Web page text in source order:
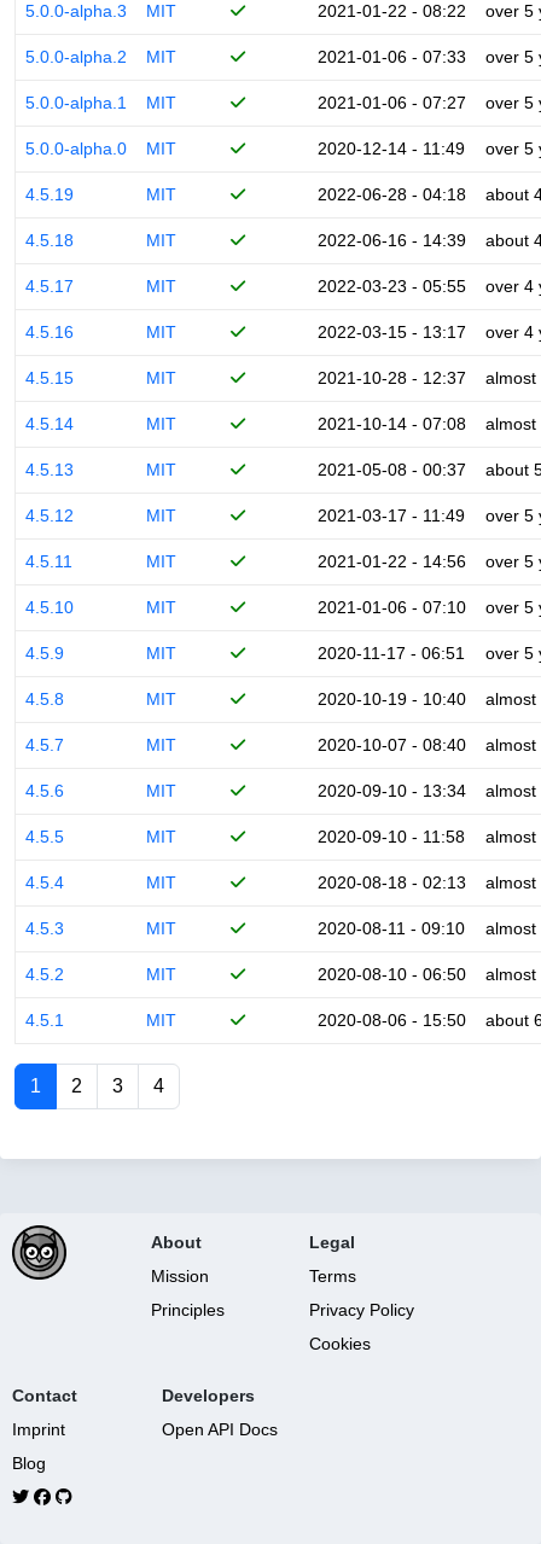
5.0.0-alpha.3 MIT 2021-01-22 - 08:22 over 5
5.0.0-alpha.2 MIT 2021-01-06 - 07:33 over 5
5.0.0-alpha.1 MIT 2021-01-06 - 07:27 over 5
5.0.0-alpha.0 MIT 2020-12-14 - 11:49 over 5
4.5.19 MIT 2022-06-28 - 04:18 about
4.5.18 MIT 2022-06-16 - 14:39 about
4.5.17 MIT 2022-03-23 - 05:55 over 4
4.5.16 MIT 2022-03-15 - 13:17 over 4
4.5.15 MIT 2021-10-28 - 12:37 almost
4.5.14 MIT 2021-10-14 - 07:08 almost
4.5.13 MIT 2021-05-08 - 00:37 about
4.5.12 MIT 2021-03-17 - 11:49 over 5
4.5.11 MIT 2021-01-22 - 14:56 over 5
4.5.10 MIT 2021-01-06 - 07:10 over 5
4.5.9 MIT 2020-11-17 - 06:51 over 5
4.5.8 MIT 2020-10-19 - 10:40 almost
4.5.7 MIT 2020-10-07 - 08:40 almost
4.5.6 MIT 2020-09-10 - 13:34 almost
4.5.5 MIT 2020-09-10 - 11:58 almost
4.5.4 MIT 2020-08-18 - 02:13 almost
4.5.3 MIT 2020-08-11 - 09:10 almost
4.5.2 MIT 2020-08-10 - 06:50 almost
4.5.1 MIT 2020-08-06 - 15:50 about
1 2 3 4
About
Mission
Principles
Legal
Terms
Privacy Policy
Cookies
Contact
Imprint
Blog
Developers
Open API Docs